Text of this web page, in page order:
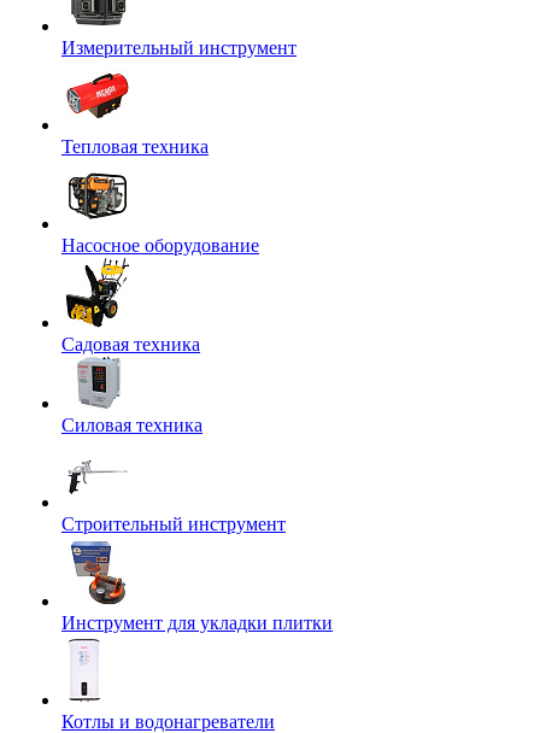
Измерительный инструмент
Тепловая техника
Насосное оборудование
Садовая техника
Силовая техника
Строительный инструмент
Инструмент для укладки плитки
Котлы и водонагреватели